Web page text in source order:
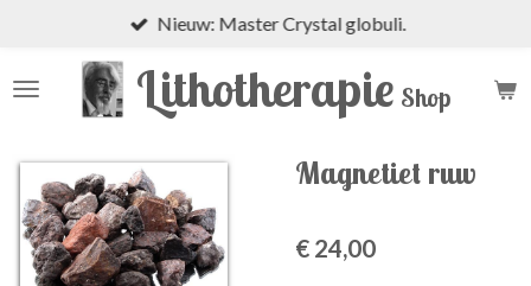
naar
Lithotherapie Shop
Nieuw: Master Crystal globuli.
Magnetiet ruw
€ 24,00